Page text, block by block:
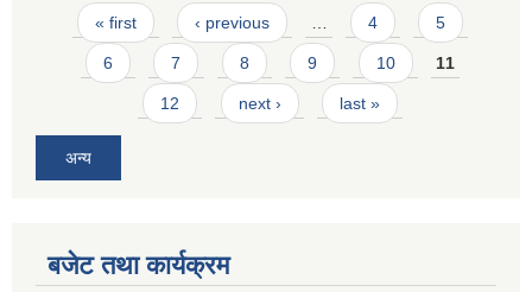
Pages
« first ‹ previous 4 5
6 7 8 9 10 11
12 next › last »
अन्य
बजेट तथा कार्यक्रम